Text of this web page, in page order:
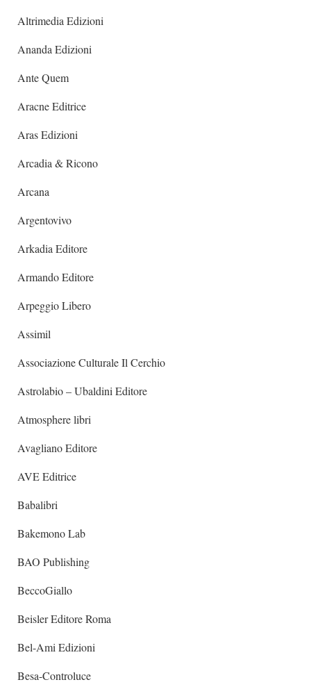
Altrimedia Edizioni
Ananda Edizioni
Ante Quem
Aracne Editrice
Aras Edizioni
Arcadia & Ricono
Arcana
Argentovivo
Arkadia Editore
Armando Editore
Arpeggio Libero
Assimil
Associazione Culturale Il Cerchio
Astrolabio – Ubaldini Editore
Atmosphere libri
Avagliano Editore
AVE Editrice
Babalibri
Bakemono Lab
BAO Publishing
BeccoGiallo
Beisler Editore Roma
Bel-Ami Edizioni
Besa-Controluce